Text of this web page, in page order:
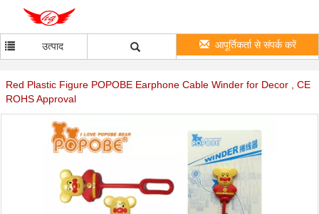
उत्पाद आपूर्तिकर्ता से संपर्क करें
Red Plastic Figure POPOBE Earphone Cable Winder for Decor , CE
ROHS Approval